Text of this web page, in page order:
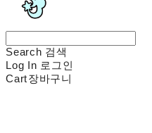
Search 검색
Log In 로그인
Cart장바구니